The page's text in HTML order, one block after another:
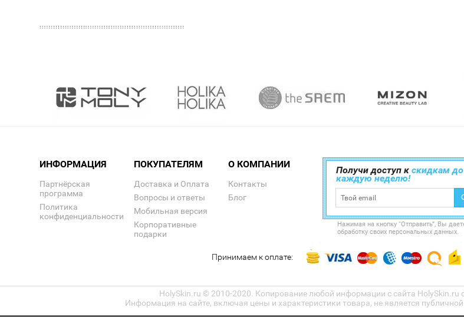
ИНФОРМАЦИЯ
Партнёрская
программа
Политика
конфиденциальности
ПОКУПАТЕЛЯМ
Доставка и Оплата
Вопросы и ответы
Мобильная версия
Корпоративные
подарки
О КОМПАНИИ
Контакты
Блог
Получи доступ к скидкам до
каждую неделю!
Нажимая на кнопку “Отправить”, Вы
обработку своих персональных данных.
Принимаем к оплате:
HolySkin.ru © 2010-2020. Копирование любой информации с сайта HolySkin.ru
Информация на сайте, включая цены и характеристики товара, не является